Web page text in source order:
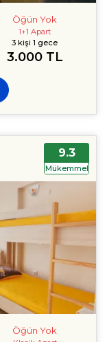
Öğün Yok
1+1 Apart
3 kişi 1 gece
3.000 TL
9.3
Mükemmel
Öğün Yok